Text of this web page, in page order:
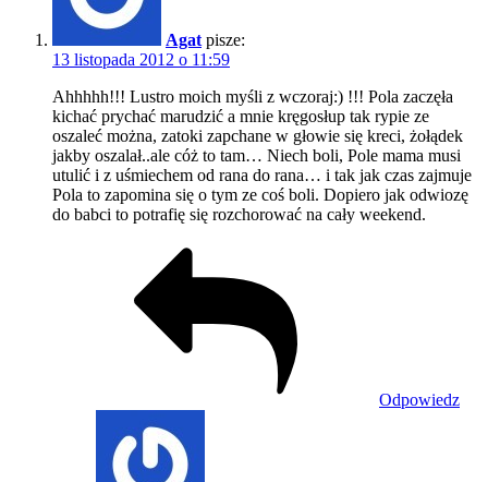
Agat pisze:
13 listopada 2012 o 11:59
Ahhhhh!!! Lustro moich myśli z wczoraj:) !!! Pola zaczęła
kichać prychać marudzić a mnie kręgosłup tak rypie ze
oszaleć można, zatoki zapchane w głowie się kreci, żołądek
jakby oszalał..ale cóż to tam… Niech boli, Pole mama musi
utulić i z uśmiechem od rana do rana… i tak jak czas zajmuje
Pola to zapomina się o tym ze coś boli. Dopiero jak odwiozę
do babci to potrafię się rozchorować na cały weekend.
Odpowiedz